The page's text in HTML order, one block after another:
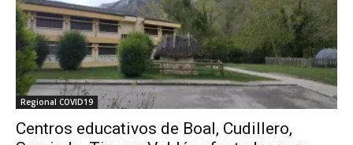
Regional COVID19
Centros educativos de Boal, Cudillero,